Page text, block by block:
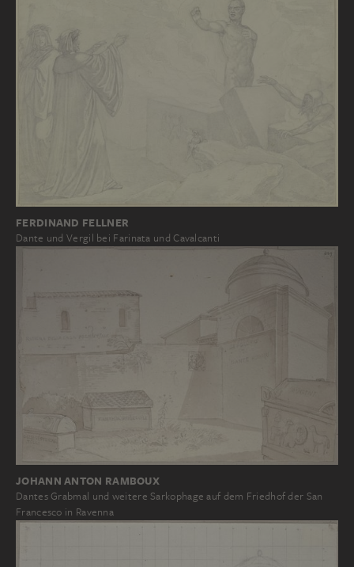
FERDINAND FELLNER
Dante und Vergil bei Farinata und Cavalcanti
JOHANN ANTON RAMBOUX
Dantes Grabmal und weitere Sarkophage auf dem Friedhof der San
Francesco in Ravenna